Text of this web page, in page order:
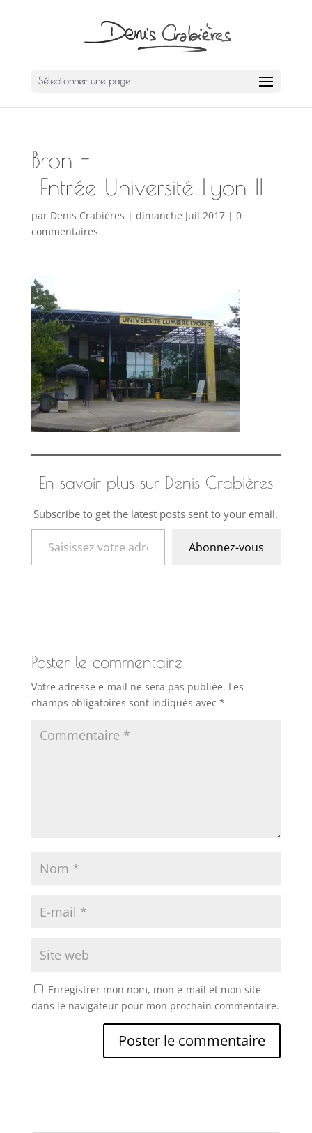
Sélectionner une page
Bron_-
_Entrée_Université_Lyon_II
par Denis Crabières | dimanche Juil 2017| 0
commentaires
En savoir plus sur Denis Crabières
Subscribe to get the latest posts sent to your email.
Saisissez votre adresse e-mail…
Abonnez-vous
Poster le commentaire
Votre adresse e-mail ne sera pas publiée. Les
champs obligatoires sont indiqués avec *
Enregistrer mon nom, mon e-mail et mon site
dans le navigateur pour mon prochain commentaire.